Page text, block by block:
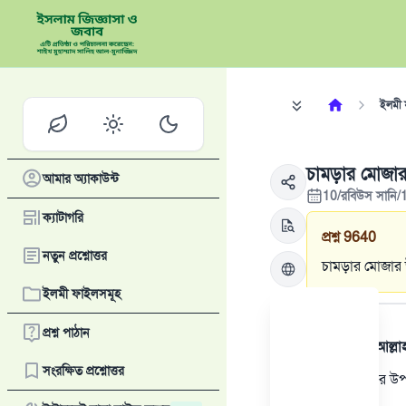
আমার অ্যাকাউন্ট
ক্যাটাগরি
নতুন প্রশ্নোত্তর
ইলমী ফাইলসমূহ
প্রশ্ন পাঠান
সংরক্ষিত প্রশ্নোত্তর
ইলমী
চামড়ার
10/রবিউস
প্রশ্ন 9640
চামড়ার
সমস্ত প্রশংসা
চামড়ার মোজার